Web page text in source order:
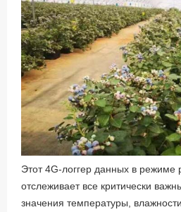
Этот 4G-логгер данных в режиме
отслеживает все критически
значения температуры,